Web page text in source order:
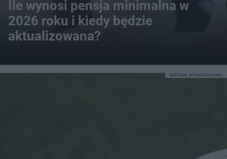
Ile wynosi pensja minimalna w
2026 roku i kiedy będzie
aktualizowana?
MATERIAŁ SPONSOROWANY